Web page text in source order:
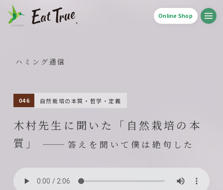
Online Shop
ハミング通信
自然栽培の本質・哲学・定義
木村先生に聞いた「自然栽培の本
質」
答えを聞いて僕は絶句した